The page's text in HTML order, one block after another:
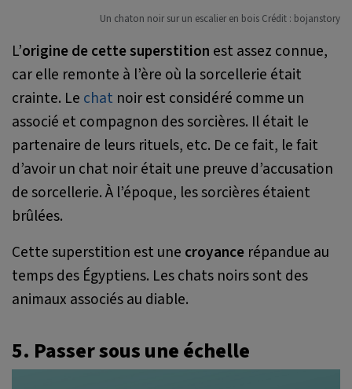
Un chaton noir sur un escalier en bois Crédit : bojanstory
L’origine de cette superstition est assez connue,
car elle remonte à l’ère où la sorcellerie était
crainte. Le chat noir est considéré comme un
associé et compagnon des sorcières. Il était le
partenaire de leurs rituels, etc. De ce fait, le fait
d’avoir un chat noir était une preuve d’accusation
de sorcellerie. À l’époque, les sorcières étaient
brûlées.
Cette superstition est une croyance répandue au
temps des Égyptiens. Les chats noirs sont des
animaux associés au diable.
5. Passer sous une échelle